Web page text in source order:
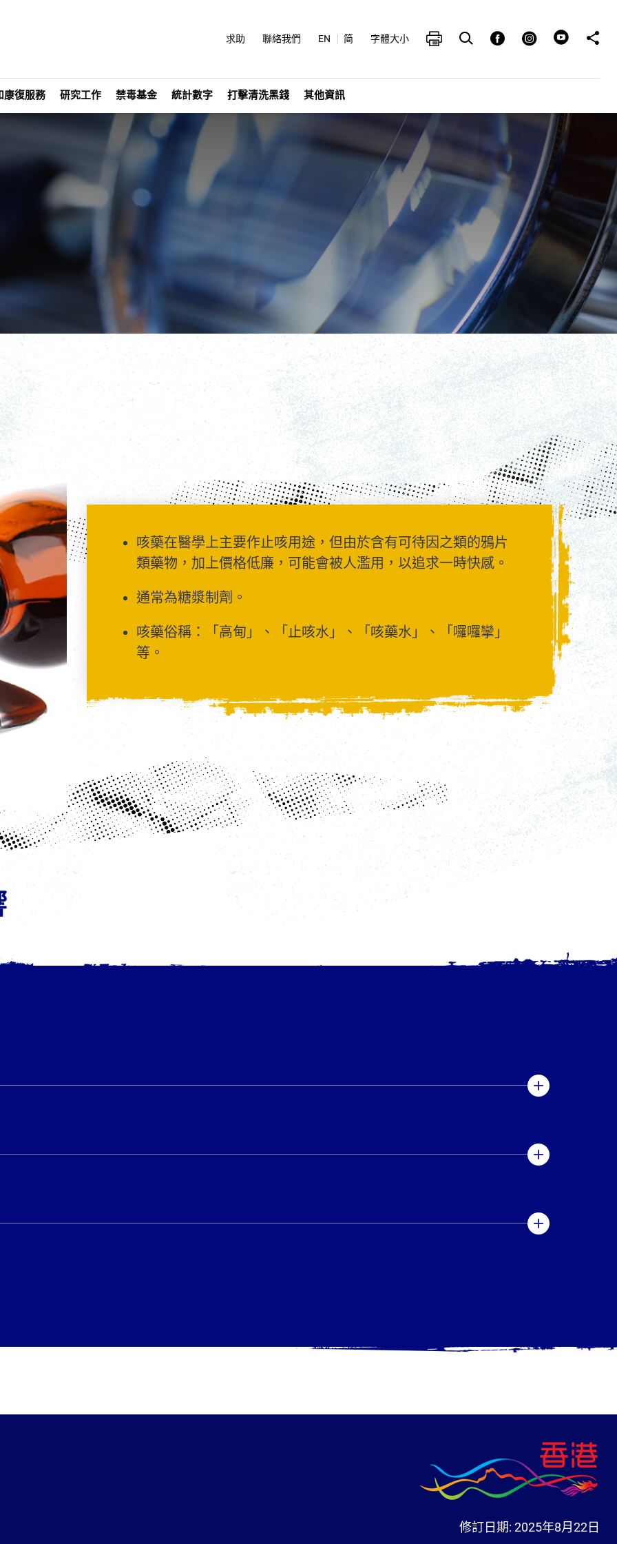
求助 聯絡我們 EN 简 字體大小 列印 打開搜索框FacebookInstagram 分享至
康復服務 研究工作 禁毒基金 統計數字 打擊清洗黑錢 其他資訊
咳藥在醫學上主要作止咳用途，但由於含有可待因之類的鴉片
類藥物，加上價格低廉，可能會被人濫用，以追求一時快感。
通常為糖漿制劑。
咳藥俗稱：「高甸」、「止咳水」、「咳藥水」、「囉囉攣」
等。
修訂日期: 2025年8月22日